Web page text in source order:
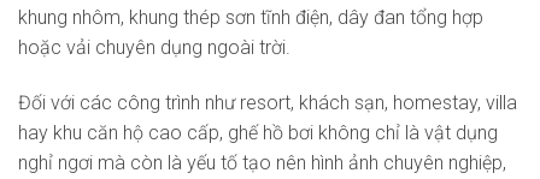
khung nhôm, khung thép sơn tĩnh điện, dây đan tổng hợp
hoặc vải chuyên dụng ngoài trời.
Đối với các công trình như resort, khách sạn, homestay, villa
hay khu căn hộ cao cấp, ghế hồ bơi không chỉ là vật dụng
nghỉ ngơi mà còn là yếu tố tạo nên hình ảnh chuyên nghiệp,